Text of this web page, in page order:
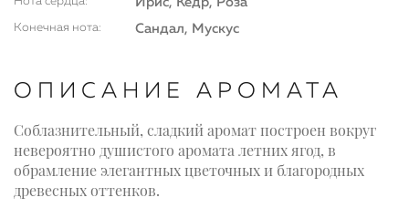
Конечная нота: Сандал, Мускус
ОПИСАНИЕ АРОМАТА
Соблазнительный, сладкий аромат построен вокруг
невероятно душистого аромата летних ягод, в
обрамление элегантных цветочных и благородных
древесных оттенков.